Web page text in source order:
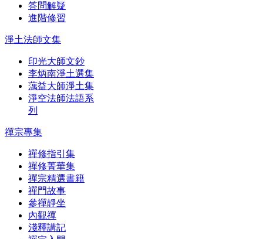
答問解疑
進階修習
淨土法師文集
印光大師文鈔
李炳南淨土選集
蕅益大師淨土集
淨空法師法語系
列
禪宗專集
禪修指引集
禪修菁華集
禪宗精選書籍
禪門故事
參禪靜坐
內觀禪
淺釋講記